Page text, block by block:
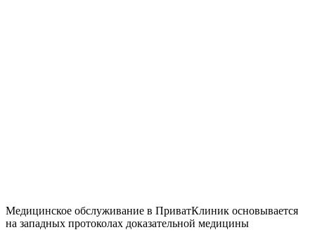
Медицинское обслуживание в ПриватКлиник основывается
на западных протоколах доказательной медицины